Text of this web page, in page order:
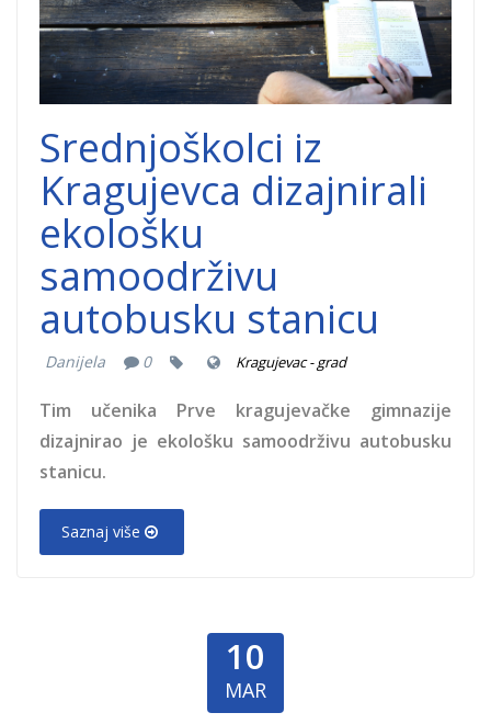
Srednjoškolci iz
Kragujevca dizajnirali
ekološku
samoodrživu
autobusku stanicu
Danijela 0 Kragujevac - grad
Tim učenika Prve kragujevačke gimnazije
dizajnirao je ekološku samoodrživu autobusku
stanicu.
Saznaj više
10
MAR